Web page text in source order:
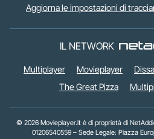
Aggiorna le impostazioni di
IL NETWORK
Multiplayer Movieplayer
The Great Pizza
© 2026 Movieplayer.it è di proprietà di
01206540559 – Sede Legale: Piazza